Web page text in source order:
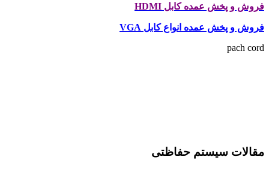
فروش و پخش عمده کابل HDMI
فروش و پخش عمده انواع کابل VGA
pach cord
مقالات سیستم حفاظتی